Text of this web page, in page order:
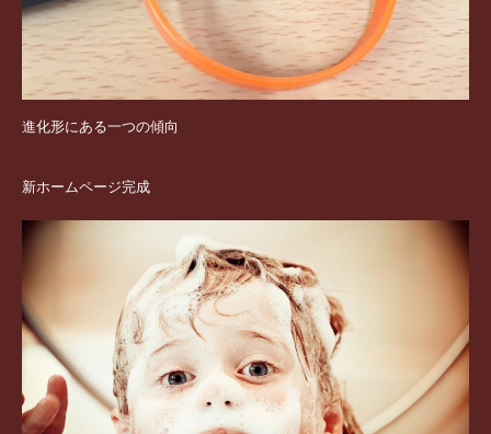
進化形にある一つの傾向
新ホームページ完成